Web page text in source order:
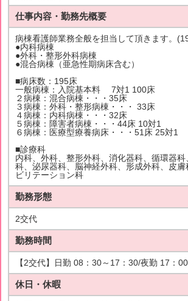
仕事内容・勤務先概要
病棟看護師業務全般を担当して頂きます。
●内科病棟
●外科・整形外科病棟
●混合病棟（亜急性期病床含む）
■病床数：195床
一般病棟：入院基本料 7対1 100床
２病棟：混合病棟・・・35床
３病棟：外科・整形病棟・・・ 33床
４病棟：内科病棟・・・32床
５病棟：障害者病棟・・・44床 10対1
６病棟：医療型療養病床・・・51床 25対1
■診療科
内科、外科、整形外科、消化器科、循環器科
科、泌尿器科、脳神経外科、形成外科、皮
ビリテーション科
勤務形態
2交代
勤務時間
【2交代】日勤 08：30～17：30/夜勤 17：
休日・休暇